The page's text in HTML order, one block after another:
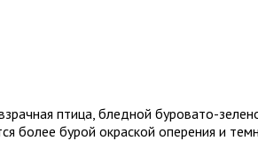
птица, бледной буровато-
более бурой окраской оперения и